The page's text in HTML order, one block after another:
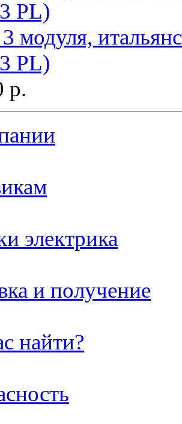
модуля,
PL)
р.
электрика
и получение
найти?